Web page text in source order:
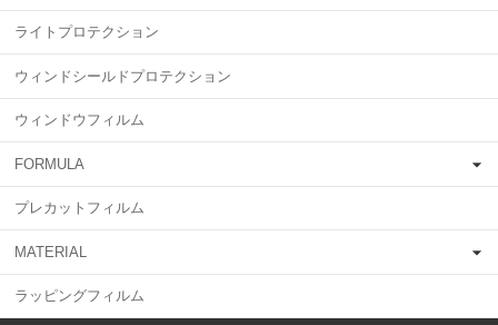
ライトプロテクション
ウィンドシールドプロテクション
ウィンドウフィルム
FORMULA
プレカットフィルム
MATERIAL
ラッピングフィルム